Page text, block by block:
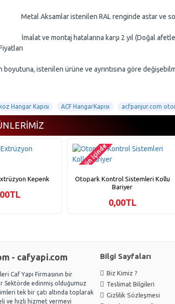
istenilen RAL renginde astar ve son
ve montaj hatalarına karşı 2 yıl (Doğal afetler
istenilen ürüne ve ayrıntısına göre
Hangar Kapısı ACF HangarKapısı acfpanjur.com
Kepenk
2-3 gün içinde
Otopark Kontrol Sistemleri Kollu
Bariyer
0,00TL
- cafyapi.com
Caf Yapı Firmasının bir
Sektörde edinmiş olduğumuz
tek bir çatı altında toplarak
ve hızlı hizmet vermeyi
Bilgi Sayfaları
Biz Kimiz ?
Teslimat Bilgileri
Gizlilik Sözleşmesi